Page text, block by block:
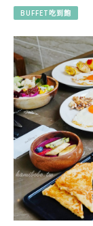
BUFFET吃到飽